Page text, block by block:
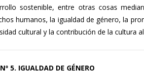
sostenible, entre otras cosas
humanos, la igualdad de género, la
cultural y la contribución de la cultura
5. IGUALDAD DE GÉNERO